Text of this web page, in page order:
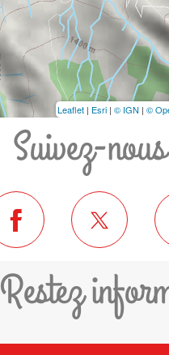
Leaflet | Esri | © IGN | ©
Suivez-
Restez